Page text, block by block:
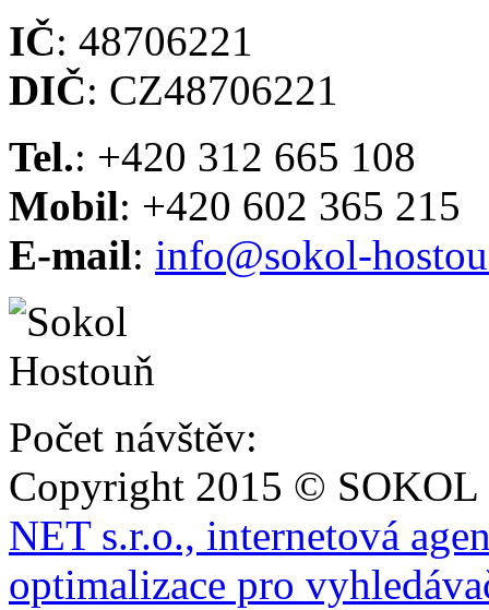
IČ: 48706221
DIČ: CZ48706221
Tel.: +420 312 665 108
Mobil: +420 602 365 215
E-mail: info@sokol-
Počet návštěv:
Copyright 2015 ©
NET s.r.o., internetová
optimalizace pro